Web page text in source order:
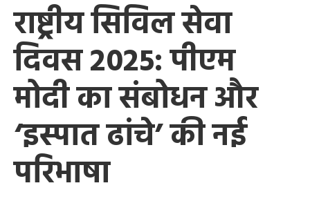
राष्ट्रीय सिविल सेवा
दिवस 2025: पीएम
मोदी का संबोधन और
‘इस्पात ढांचे’ की नई
परिभाषा